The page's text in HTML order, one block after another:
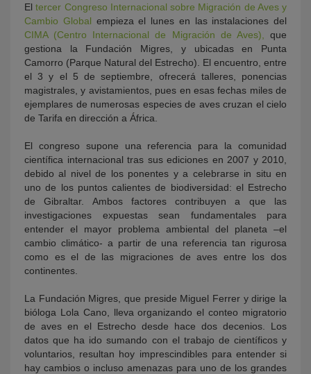
Eltercer Congreso Internacional sobre Migración de Aves y
Cambio Global empieza el lunes en las instalaciones del
CIMA (Centro Internacional de Migración de Aves),
que
gestiona la Fundación Migres, y ubicadas en Punta
Camorro (Parque Natural del Estrecho). El encuentro, entre
el 3 y el 5 de septiembre, ofrecerá talleres, ponencias
magistrales, y avistamientos, pues en esas fechas miles de
ejemplares de numerosas especies de aves cruzan el cielo
de Tarifa en dirección a África.
El congreso supone una referencia para la comunidad
científica internacional tras sus ediciones en 2007 y 2010,
debido al nivel de los ponentes y a celebrarse in situ en
uno de los puntos calientes de biodiversidad: el Estrecho
de Gibraltar. Ambos factores contribuyen a que las
investigaciones expuestas sean fundamentales para
entender el mayor problema ambiental del planeta –el
cambio climático- a partir de una referencia tan rigurosa
como es el de las migraciones de aves entre los dos
continentes.
La Fundación Migres, que preside Miguel Ferrer y dirige la
bióloga Lola Cano, lleva organizando el conteo migratorio
de aves en el Estrecho desde hace dos decenios. Los
datos que ha ido sumando con el trabajo de científicos y
voluntarios, resultan hoy imprescindibles para entender si
hay cambios o incluso amenazas para uno de los grandes